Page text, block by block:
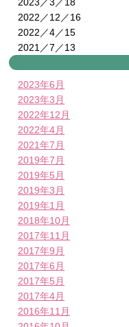
2022／12／16
2022／4／15
2021／7／13
2023年6月
2023年3月
2022年12月
2022年4月
2021年7月
2019年7月
2019年5月
2019年3月
2019年1月
2018年10月
2017年11月
2017年9月
2017年6月
2017年5月
2017年4月
2016年11月